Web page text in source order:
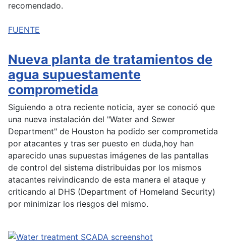
recomendado.
FUENTE
Nueva planta de tratamientos de
agua supuestamente
comprometida
Siguiendo a otra reciente noticia, ayer se conoció que
una nueva instalación del "Water and Sewer
Department" de Houston ha podido ser comprometida
por atacantes y tras ser puesto en duda,hoy han
aparecido unas supuestas imágenes de las pantallas
de control del sistema distribuidas por los mismos
atacantes reivindicando de esta manera el ataque y
criticando al DHS (Department of Homeland Security)
por minimizar los riesgos del mismo.